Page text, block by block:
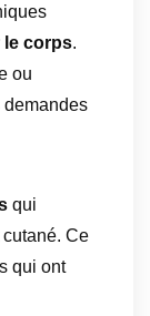
le corps.
ou
demandes
qui
Ce
qui ont